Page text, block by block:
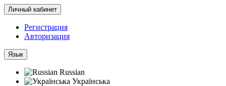
Личный кабинет
Регистрация
Авторизация
Язык
Russian
Українська